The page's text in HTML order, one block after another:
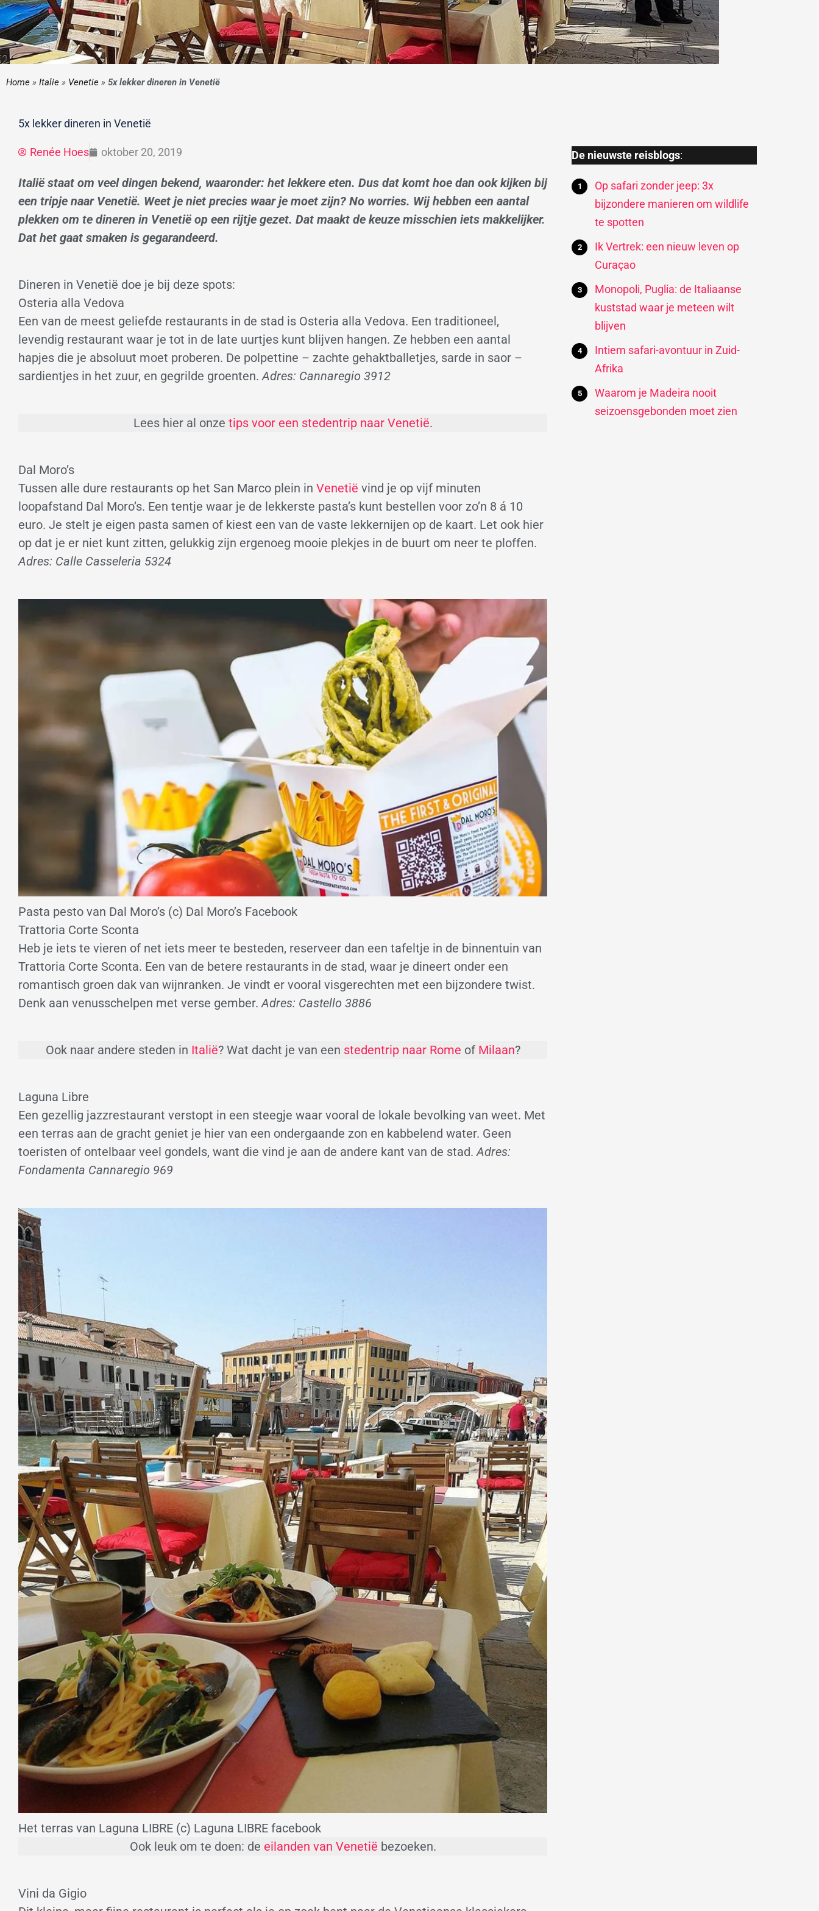
Home » Italie » Venetie » 5x lekker dineren in Venetië
5x lekker dineren in Venetië
Renée Hoes oktober 20, 2019
Italië staat om veel dingen bekend, waaronder: het lekkere eten. Dus dat komt hoe dan ook kijken bij
een tripje naar Venetië. Weet je niet precies waar je moet zijn? No worries. Wij hebben een aantal
plekken om te dineren in Venetië op een rijtje gezet. Dat maakt de keuze misschien iets makkelijker.
Dat het gaat smaken is gegarandeerd.
Dineren in Venetië doe je bij deze spots:
Osteria alla Vedova
Een van de meest geliefde restaurants in de stad is Osteria alla Vedova. Een traditioneel,
levendig restaurant waar je tot in de late uurtjes kunt blijven hangen. Ze hebben een aantal
hapjes die je absoluut moet proberen. De polpettine – zachte gehaktballetjes, sarde in saor –
sardientjes in het zuur, en gegrilde groenten. Adres: Cannaregio 3912
Lees hier al onze tips voor een stedentrip naar Venetië.
Dal Moro’s
Tussen alle dure restaurants op het San Marco plein in Venetië vind je op vijf minuten
loopafstand Dal Moro’s. Een tentje waar je de lekkerste pasta’s kunt bestellen voor zo’n 8 á 10
euro. Je stelt je eigen pasta samen of kiest een van de vaste lekkernijen op de kaart. Let ook hier
op dat je er niet kunt zitten, gelukkig zijn ergenoeg mooie plekjes in de buurt om neer te ploffen.
Adres: Calle Casseleria 5324
Pasta pesto van Dal Moro’s (c) Dal Moro’s Facebook
Trattoria Corte Sconta
Heb je iets te vieren of net iets meer te besteden, reserveer dan een tafeltje in de binnentuin van
Trattoria Corte Sconta. Een van de betere restaurants in de stad, waar je dineert onder een
romantisch groen dak van wijnranken. Je vindt er vooral visgerechten met een bijzondere twist.
Denk aan venusschelpen met verse gember. Adres: Castello 3886
Ook naar andere steden in Italië? Wat dacht je van een stedentrip naar Rome of Milaan?
Laguna Libre
Een gezellig jazzrestaurant verstopt in een steegje waar vooral de lokale bevolking van weet. Met
een terras aan de gracht geniet je hier van een ondergaande zon en kabbelend water. Geen
toeristen of ontelbaar veel gondels, want die vind je aan de andere kant van de stad. Adres:
Fondamenta Cannaregio 969
Het terras van Laguna LIBRE (c) Laguna LIBRE facebook
Ook leuk om te doen: de eilanden van Venetië bezoeken.
Vini da Gigio
De nieuwste reisblogs:
Op safari zonder jeep: 3x
bijzondere manieren om wildlife
te spotten
Ik Vertrek: een nieuw leven op
Curaçao
Monopoli, Puglia: de Italiaanse
kuststad waar je meteen wilt
blijven
Intiem safari-avontuur in Zuid-
Afrika
Waarom je Madeira nooit
seizoensgebonden moet zien